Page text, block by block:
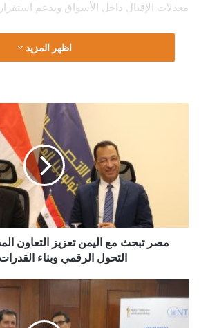
معدلات الإقبال داخل الأسواق ويدعم
وأضاف أن القرار يمثل عاملًا مهمًا في دعم
فقط من خلال تسهيل عملية التسوق، ولكن
اظهر المزيد
التحول
الرقمي
الرقمية
مصر تبحث مع اليمن تعزيز التعاون
التحول الرقمي وبناء
يحصد
أرفع